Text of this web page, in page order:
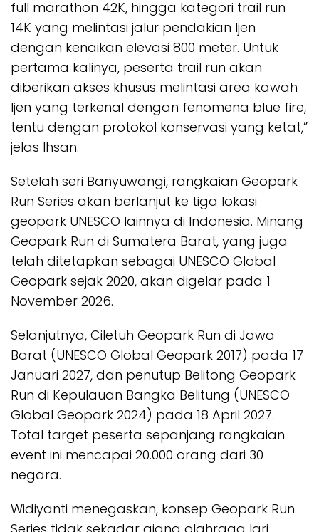
full marathon 42K, hingga kategori trail run
14K yang melintasi jalur pendakian Ijen
dengan kenaikan elevasi 800 meter. Untuk
pertama kalinya, peserta trail run akan
diberikan akses khusus melintasi area kawah
Ijen yang terkenal dengan fenomena blue fire,
tentu dengan protokol konservasi yang ketat,”
jelas Ihsan.
Setelah seri Banyuwangi, rangkaian Geopark
Run Series akan berlanjut ke tiga lokasi
geopark UNESCO lainnya di Indonesia. Minang
Geopark Run di Sumatera Barat, yang juga
telah ditetapkan sebagai UNESCO Global
Geopark sejak 2020, akan digelar pada 1
November 2026.
Selanjutnya, Ciletuh Geopark Run di Jawa
Barat (UNESCO Global Geopark 2017) pada 17
Januari 2027, dan penutup Belitong Geopark
Run di Kepulauan Bangka Belitung (UNESCO
Global Geopark 2024) pada 18 April 2027.
Total target peserta sepanjang rangkaian
event ini mencapai 20.000 orang dari 30
negara.
Widiyanti menegaskan, konsep Geopark Run